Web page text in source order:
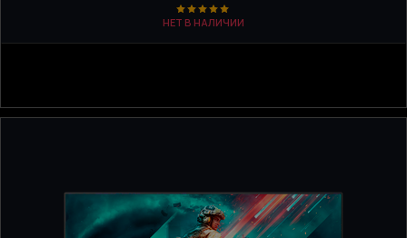
НЕТ В НАЛИЧИИ